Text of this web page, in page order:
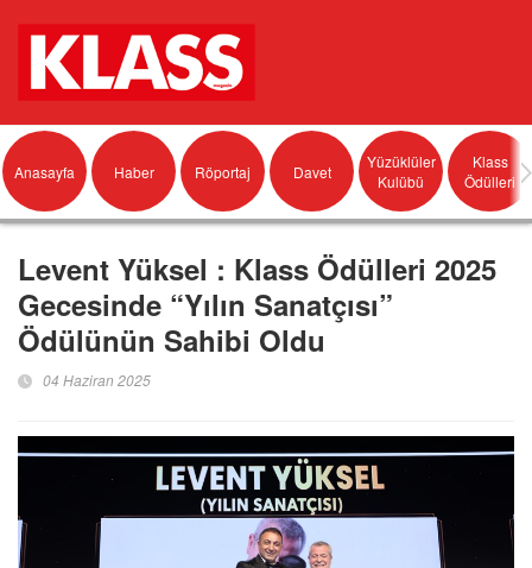
Anasayfa Haber Röportaj Davet
Yüzüklüler
Kulübü
Klass
Ödülleri
Levent Yüksel : Klass Ödülleri 2025
Gecesinde “Yılın Sanatçısı”
Ödülünün Sahibi Oldu
04 Haziran 2025